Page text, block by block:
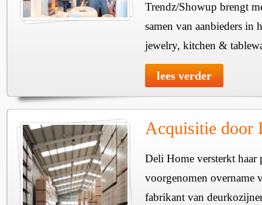
Trendz/Showup brengt
samen van aanbieders in
jewelry, kitchen &
lees verder
Acquisitie door
Deli Home versterkt haar
voorgenomen overname
fabrikant van